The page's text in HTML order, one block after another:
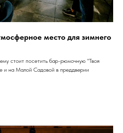
место для зимнего
стоит посетить бар-рюмочную "Твоя
и на Малой Садовой в преддверии